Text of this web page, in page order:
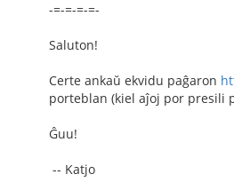
-=-=-=-=-
Saluton!
Certe ankaŭ ekvidu paĝaron
porteblan (kiel aĵoj por presili
Ĝuu!
-- Katjo